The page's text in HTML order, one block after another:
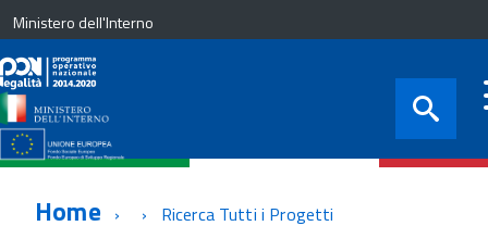
Ministero dell'Interno
Home Ricerca Tutti i Progetti